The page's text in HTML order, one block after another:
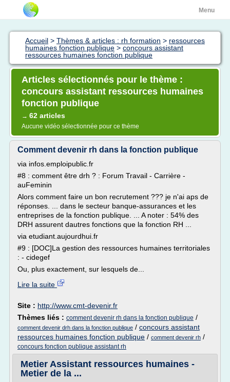
Menu
Accueil > Thèmes & articles : rh formation > ressources
humaines fonction publique > concours assistant
ressources humaines fonction publique
Articles sélectionnés pour le thème :
concours assistant ressources humaines
fonction publique
→ 62 articles
Aucune vidéo sélectionnée pour ce thème
Comment devenir rh dans la fonction publique
via infos.emploipublic.fr
#8 : comment être drh ? : Forum Travail - Carrière -
auFeminin
Alors comment faire un bon recrutement ??? je n'ai aps de
réponses. ... dans le secteur banque-assurances et les
entreprises de la fonction publique. ... A noter : 54% des
DRH assurent dautres fonctions que la fonction RH ...
via etudiant.aujourdhui.fr
#9 : [DOC]La gestion des ressources humaines territoriales
: - cidegef
Ou, plus exactement, sur lesquels de...
Lire la suite
Site : http://www.cmt-devenir.fr
Thèmes liés : comment devenir rh dans la fonction publique /
comment devenir drh dans la fonction publique / concours assistant
ressources humaines fonction publique / comment devenir rh /
concours fonction publique assistant rh
Metier Assistant ressources humaines -
Metier de la ...